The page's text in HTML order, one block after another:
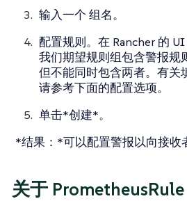
输入一个 组名。
配置规则。在 Rancher 的 UI
我们期望规则组包含警报规
但不能同时包含两者。有关
请参考下面的配置选项。
单击*创建*。
*结果：*可以配置警报以向接收
关于